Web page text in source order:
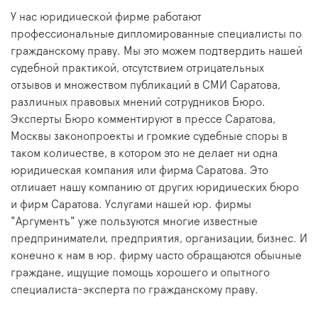
У нас юридической фирме работают
профессиональные дипломированные специалисты по
гражданскому праву. Мы это можем подтвердить нашей
судебной практикой, отсутствием отрицательных
отзывов и множеством публикаций в СМИ Саратова,
различных правовых мнений сотрудников Бюро.
Эксперты Бюро комментируют в прессе Саратова,
Москвы законопроекты и громкие судебные споры в
таком количестве, в котором это не делает ни одна
юридическая компания или фирма Саратова. Это
отличает нашу компанию от других юридических бюро
и фирм Саратова. Услугами нашей юр. фирмы
"Аргументъ" уже пользуются многие известные
предприниматели, предприятия, организации, бизнес. И
конечно к нам в юр. фирму часто обращаются обычные
граждане, ищущие помощь хорошего и опытного
специалиста-эксперта по гражданскому праву.